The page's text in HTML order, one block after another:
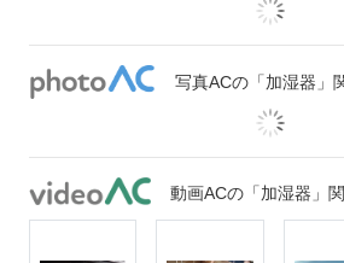
写真ACの「加湿器」
動画ACの「加湿器」